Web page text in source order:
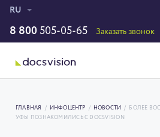
RU
8 800 505-05-65 Заказать звонок
ГЛАВНАЯ / ИНФОЦЕНТР / НОВОСТИ /
БОЛЕЕ
УФЫ ПОЗНАКОМИЛИСЬ С DOCSVISION